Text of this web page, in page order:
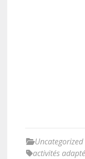
Uncategorized
activités